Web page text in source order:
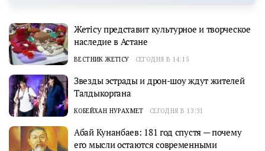
Жетісу представит культурное и творческое
наследие в Астане
ВЕСТНИК ЖЕТІСУ СЕГОДНЯ В 14:15
Звезды эстрады и дрон-шоу ждут жителей
Талдыкоргана
КОБЕЙХАН НУРАХМЕТ СЕГОДНЯ В 13:31
Абай Кунанбаев: 181 год спустя — почему
его мысли остаются современными